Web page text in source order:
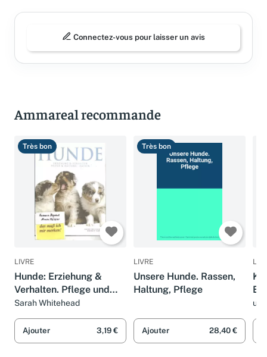
Connectez-vous pour laisser un avis
Ammareal recommande
Très bon
LIVRE
Hunde: Erziehung &
Verhalten. Pflege und
Haltung. Rassen
Sarah Whitehead
Ajouter 3,19 €
Très bon
LIVRE
Unsere Hunde. Rassen,
Haltung, Pflege
Ajouter 28,40 €